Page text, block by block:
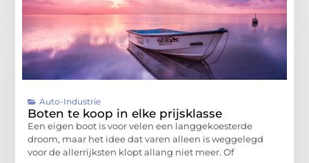
Auto-Industrie
Boten te koop in elke prijsklasse
Een eigen boot is voor velen een langgekoesterde
droom, maar het idee dat varen alleen is weggelegd
voor de allerrijksten klopt allang niet meer. Of